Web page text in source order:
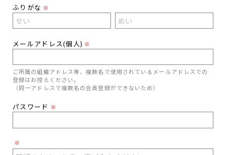
ふりがな ※
メールアドレス(個人) ※
ご所属の組織アドレス等、複数名で使用されているメールアドレスでの
登録はお控えください。
（同一アドレスで複数名の会員登録ができないため）
パスワード ※
※